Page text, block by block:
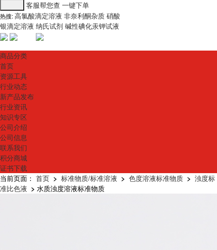
客服帮您查 一键下单
热搜:高氯酸滴定溶液 非奈利酮杂质 硝酸
银滴定溶液 纳氏试剂 碱性碘化汞钾试液
商品分类
首页
资源工具
行业动态
新产品发布
行业资讯
知识专区
公司介绍
公司信息
联系我们
积分商城
证书下载
当前页面： 首页 > 标准物质/标准溶液 > 色度溶液标准物质 > 浊度标
准比色液 > 水质浊度溶液标准物质